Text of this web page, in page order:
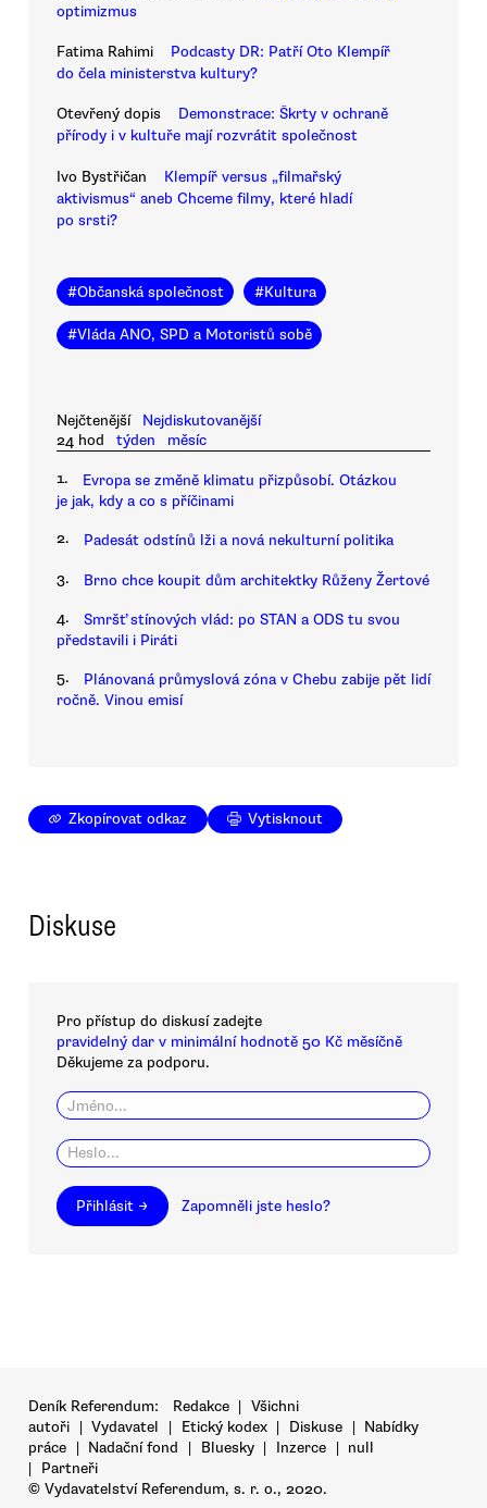
optimizmus
Fatima Rahimi
Podcasty DR: Patří Oto Klempíř
do čela ministerstva kultury?
Otevřený dopis
Demonstrace: Škrty v ochraně
přírody i v kultuře mají rozvrátit společnost
Ivo Bystřičan
Klempíř versus „filmařský
aktivismus“ aneb Chceme filmy, které hladí
po srsti?
#Občanská společnost #Kultura
#Vláda ANO, SPD a Motoristů sobě
Nejčtenější
Nejdiskutovanější
24 hod
týden měsíc
1.
Evropa se změně klimatu přizpůsobí. Otázkou
je jak, kdy a co s příčinami
2. Padesát odstínů lži a nová nekulturní politika
3. Brno chce koupit dům architektky Růženy Žertové
4.
Smršť stínových vlád: po STAN a ODS tu svou
představili i Piráti
5.
Plánovaná průmyslová zóna v Chebu zabije pět lidí
ročně. Vinou emisí
Zkopírovat odkaz Vytisknout
Diskuse
Pro přístup do diskusí zadejte
pravidelný dar v minimální hodnotě 50 Kč měsíčně
Děkujeme za podporu.
Přihlásit → Zapomněli jste heslo?
Deník Referendum: Redakce | Všichni
autoři | Vydavatel | Etický kodex | Diskuse | Nabídky
práce | Nadační fond | Bluesky | Inzerce | null
|
Partneři
© Vydavatelství Referendum, s. r. o., 2020.